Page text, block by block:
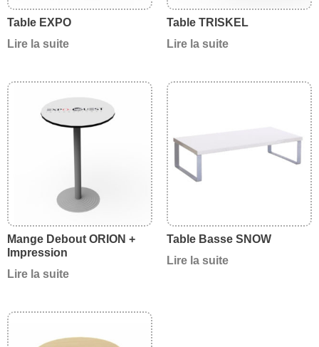
Table EXPO
Lire la suite
Table TRISKEL
Lire la suite
Mange Debout ORION +
Impression
Lire la suite
Table Basse SNOW
Lire la suite